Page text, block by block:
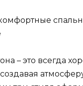
– это всегда
создавая